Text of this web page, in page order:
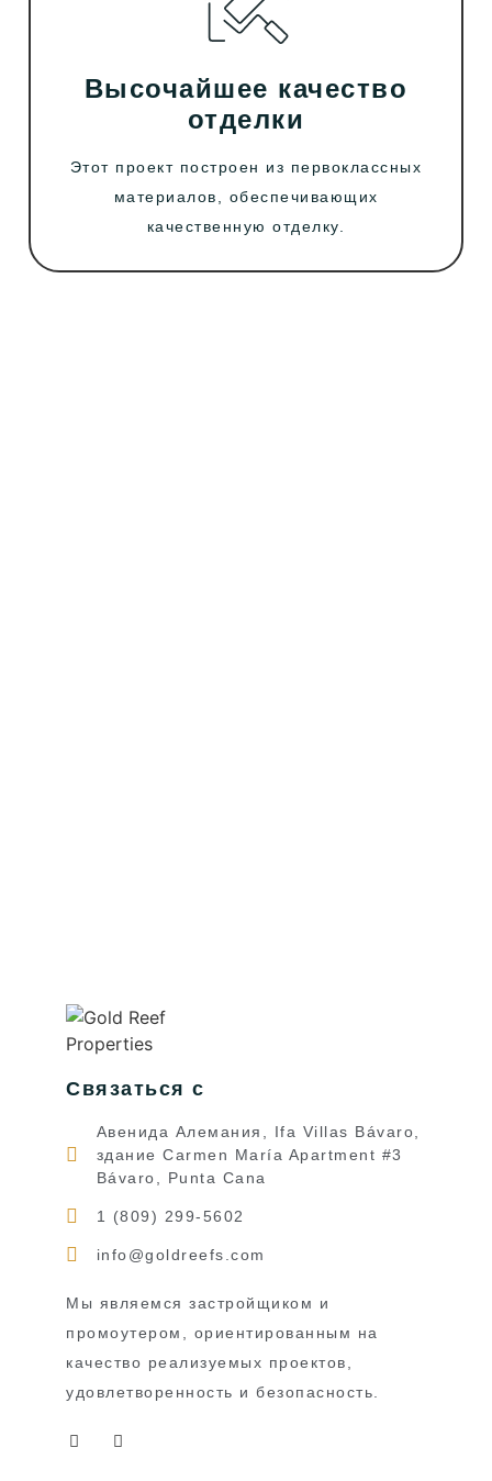
Высочайшее качество
отделки
Этот проект построен из первоклассных
материалов, обеспечивающих
качественную отделку.
Связаться с
Авенида Алемания, Ifa Villas Bávaro,
здание Carmen María Apartment #3
Bávaro, Punta Cana
1 (809) 299-5602
info@goldreefs.com
Мы являемся застройщиком и
промоутером, ориентированным на
качество реализуемых проектов,
удовлетворенность и безопасность.